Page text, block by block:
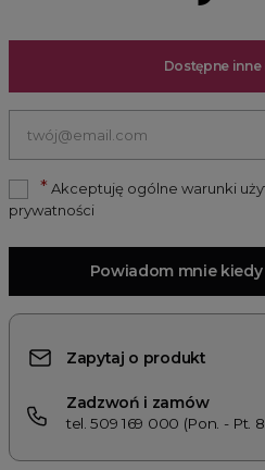
Dostępne
* Akceptuję ogólne warunki
prywatności
Powiadom mnie
Zapytaj o produkt
Zadzwoń i zamów
tel. 509 169 000 (Pon. - Pt.